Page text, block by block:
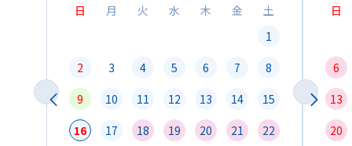
日
月 火 水 木 金
土
1
2
3 4 5 6 7
8
9
10 11 12 13 14
15
16
17 18 19 20 21
22
日
6
13
20